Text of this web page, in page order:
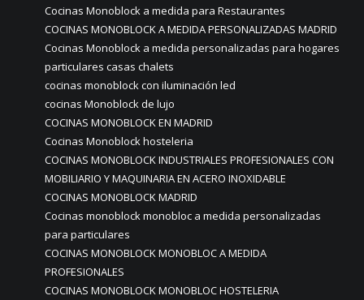
Cocinas Monoblock a medida para Restaurantes
COCINAS MONOBLOCK A MEDIDA PERSONALIZADAS MADRID
Cocinas Monoblock a medida personalizadas para hogares
particulares casas chalets
cocinas monoblock con iluminación led
cocinas Monoblock de lujo
COCINAS MONOBLOCK EN MADRID
Cocinas Monoblock hosteleria
COCINAS MONOBLOCK INDUSTRIALES PROFESIONALES CON
MOBILIARIO Y MAQUINARIA EN ACERO INOXIDABLE
COCINAS MONOBLOCK MADRID
Cocinas monoblock monobloc a medida personalizadas
para particulares
COCINAS MONOBLOCK MONOBLOC A MEDIDA
PROFESIONALES
COCINAS MONOBLOCK MONOBLOC HOSTELERIA